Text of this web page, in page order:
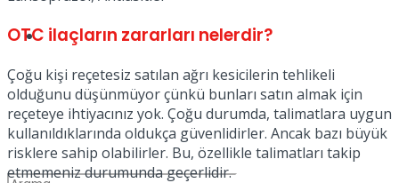
Podcast
OTC ilaçların zararları nelerdir?
Çoğu kişi reçetesiz satılan ağrı kesicilerin tehlikeli
olduğunu düşünmüyor çünkü bunları satın almak için
reçeteye ihtiyacınız yok. Çoğu durumda, talimatlara uygun
kullanıldıklarında oldukça güvenlidirler. Ancak bazı büyük
risklere sahip olabilirler. Bu, özellikle talimatları takip
etmemeniz durumunda geçerlidir.